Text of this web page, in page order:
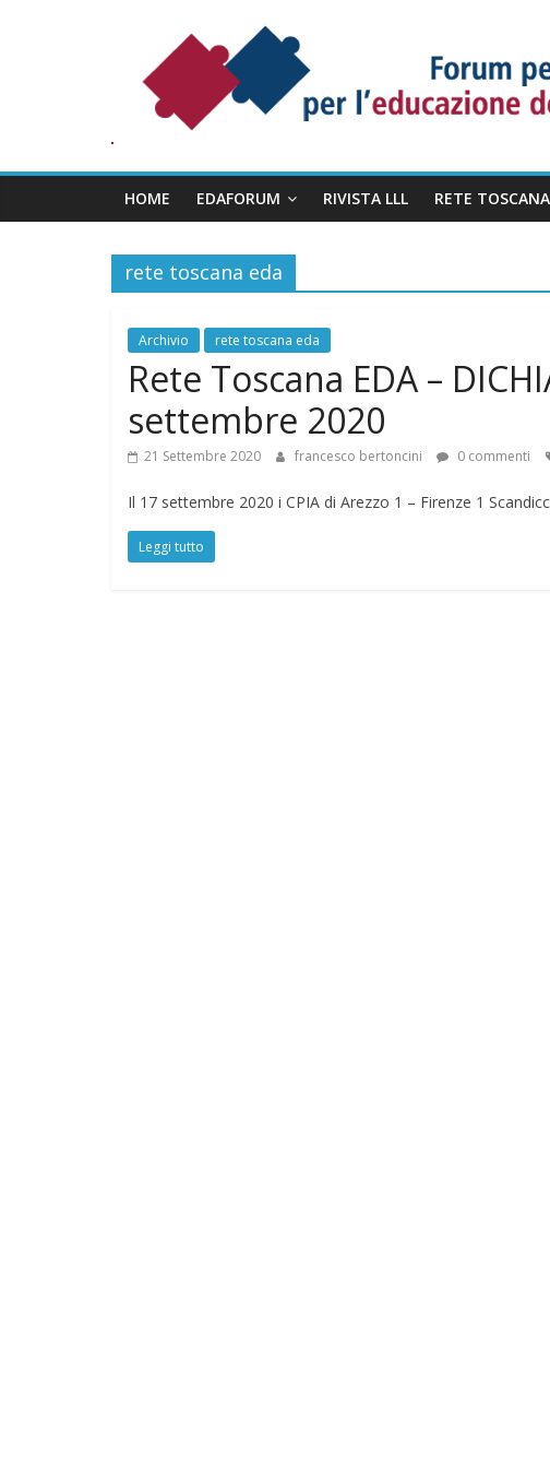
Permanente
l’Educazione
degli
HOME EDAFORUM RIVISTA LLL RETE
rete toscana eda
Archivio rete toscana eda
Rete Toscana EDA –
settembre 2020
21 Settembre 2020 francesco bertoncini 0 commenti
Il 17 settembre 2020 i CPIA di Arezzo 1 – Firenze 1
Leggi tutto